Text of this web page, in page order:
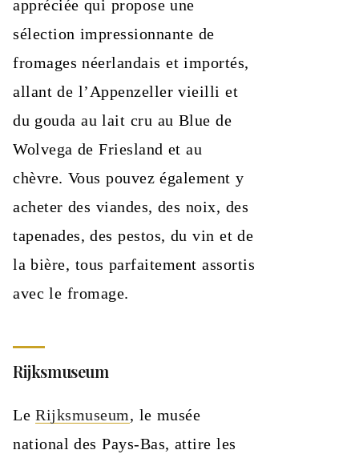
appréciée qui propose une
sélection impressionnante de
fromages néerlandais et importés,
allant de l’Appenzeller vieilli et
du gouda au lait cru au Blue de
Wolvega de Friesland et au
chèvre. Vous pouvez également y
acheter des viandes, des noix, des
tapenades, des pestos, du vin et de
la bière, tous parfaitement assortis
avec le fromage.
Rijksmuseum
LeRijksmuseum, le musée
national des Pays-Bas, attire les